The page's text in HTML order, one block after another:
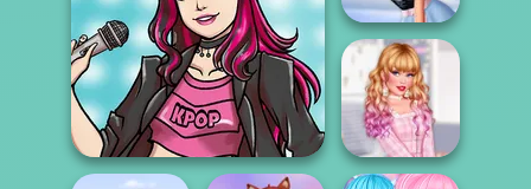
My Winter Kawaii
Look